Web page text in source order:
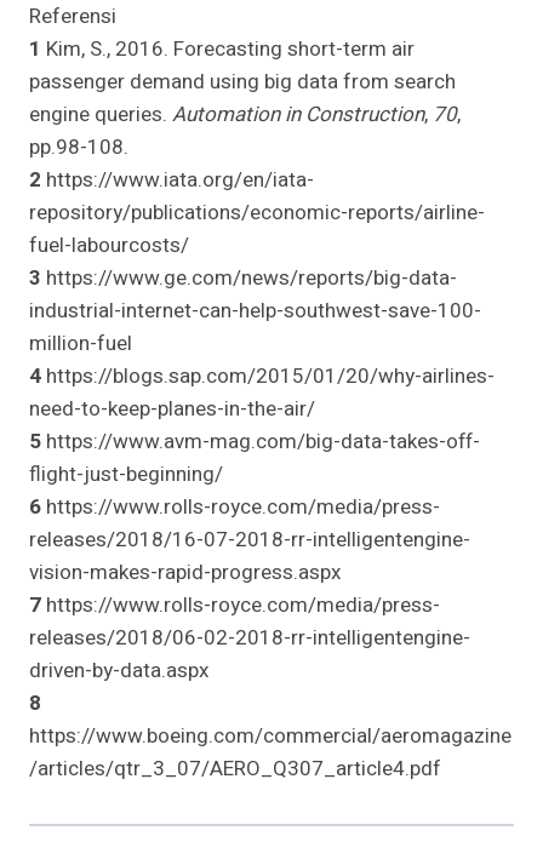
Referensi
1 Kim, S., 2016. Forecasting short-term air
passenger demand using big data from search
engine queries. Automation in Construction, 70,
pp.98-108.
2 https://www.iata.org/en/iata-
repository/publications/economic-reports/airline-
fuel-labourcosts/
3 https://www.ge.com/news/reports/big-data-
industrial-internet-can-help-southwest-save-100-
million-fuel
4 https://blogs.sap.com/2015/01/20/why-airlines-
need-to-keep-planes-in-the-air/
5 https://www.avm-mag.com/big-data-takes-off-
flight-just-beginning/
6 https://www.rolls-royce.com/media/press-
releases/2018/16-07-2018-rr-intelligentengine-
vision-makes-rapid-progress.aspx
7 https://www.rolls-royce.com/media/press-
releases/2018/06-02-2018-rr-intelligentengine-
driven-by-data.aspx
8
https://www.boeing.com/commercial/aeromagazine
/articles/qtr_3_07/AERO_Q307_article4.pdf